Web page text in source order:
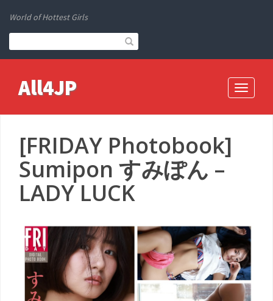
World of Hottest Girls
Toggle
All4JP
[FRIDAY Photobook]
Sumipon すみぽん –
LADY LUCK